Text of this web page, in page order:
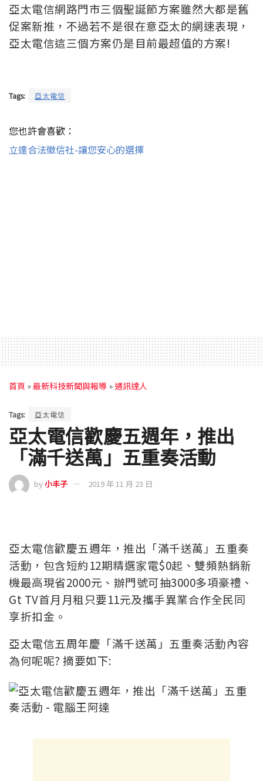
亞太電信網路門市三個聖誕節方案雖然大都是舊
促案新推，不過若不是很在意亞太的網速表現，
亞太電信這三個方案仍是目前最超值的方案!
Tags: 亞太電信
您也許會喜歡：
立達合法徵信社-讓您安心的選擇
首頁 »最新科技新聞與報導 »通訊達人
Tags: 亞太電信
亞太電信歡慶五週年，推出
「滿千送萬」五重奏活動
by小丰子 2019 年 11 月 23 日
亞太電信歡慶五週年，推出「滿千送萬」五重奏
活動，包含短約12期精選家電$0起、雙頻熱銷新
機最高現省2000元、辦門號可抽3000多項豪禮、
Gt TV首月月租只要11元及攜手異業合作全民同
享折扣金。
亞太電信五周年慶「滿千送萬」五重奏活動內容
為何呢呢? 摘要如下: